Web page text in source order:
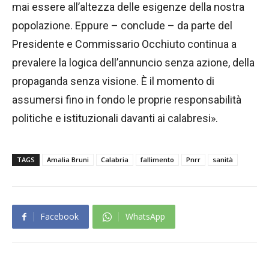
mai essere all’altezza delle esigenze della nostra
popolazione. Eppure – conclude – da parte del
Presidente e Commissario Occhiuto continua a
prevalere la logica dell’annuncio senza azione, della
propaganda senza visione. È il momento di
assumersi fino in fondo le proprie responsabilità
politiche e istituzionali davanti ai calabresi».
TAGS Amalia Bruni Calabria fallimento Pnrr sanità
Facebook WhatsApp